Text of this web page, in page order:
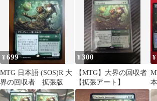
¥699
MTG 日本語 (SOS)R 大
界の回収者 拡張版
¥300
【MTG】大界の回収者
【拡張アート】
¥